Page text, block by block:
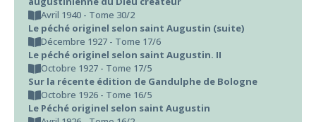
Avril 1940 - Tome 30/2
Le péché originel selon saint Augustin (suite)
Décembre 1927 - Tome 17/6
Le péché originel selon saint Augustin. II
Octobre 1927 - Tome 17/5
Sur la récente édition de Gandulphe de Bologne
Octobre 1926 - Tome 16/5
Le Péché originel selon saint Augustin